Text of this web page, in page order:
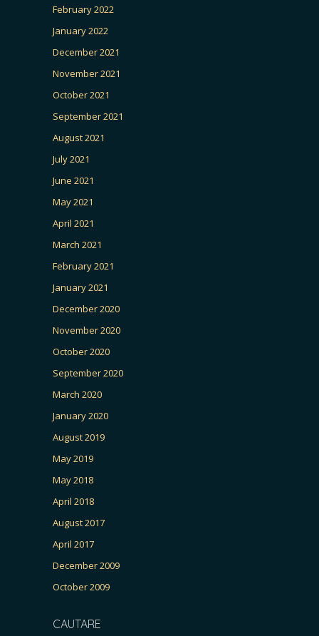
February 2022
January 2022
December 2021
November 2021
October 2021
September 2021
August 2021
July 2021
June 2021
May 2021
April 2021
March 2021
February 2021
January 2021
December 2020
November 2020
October 2020
September 2020
March 2020
January 2020
August 2019
May 2019
May 2018
April 2018
August 2017
April 2017
December 2009
October 2009
CAUTARE